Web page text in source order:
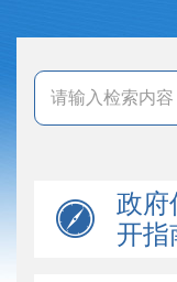
政府
开指